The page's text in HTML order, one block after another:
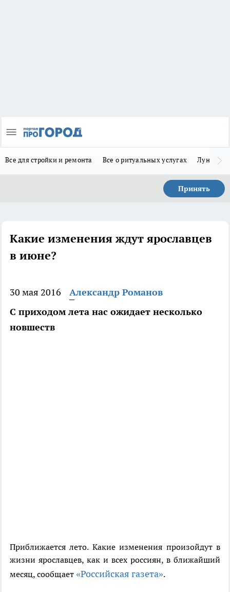
Все для стройки и ремонта Все о ритуальных услугах Лунно-
Принять
Какие изменения ждут ярославцев
в июне?
30 мая 2016
Александр Романов
С приходом лета нас ожидает несколько
новшеств
Приближается лето. Какие изменения произойдут в
жизни ярославцев, как и всех россиян, в ближайший
месяц, сообщает «Российская газета».